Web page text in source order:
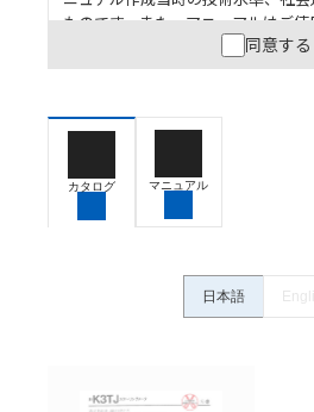
ものです。また、マニュアルはご
ので、ご使用にあたっての安全性に
ください。以下の内容をご承諾の
うな用途に使用される場合には
保できるよう設計されているこ
ていることを、必ず事前に確認
ン事例は参考用ですので、ご採
置の機能や安全性をご確認のう
同意する
カタログ マニュアル
日本語